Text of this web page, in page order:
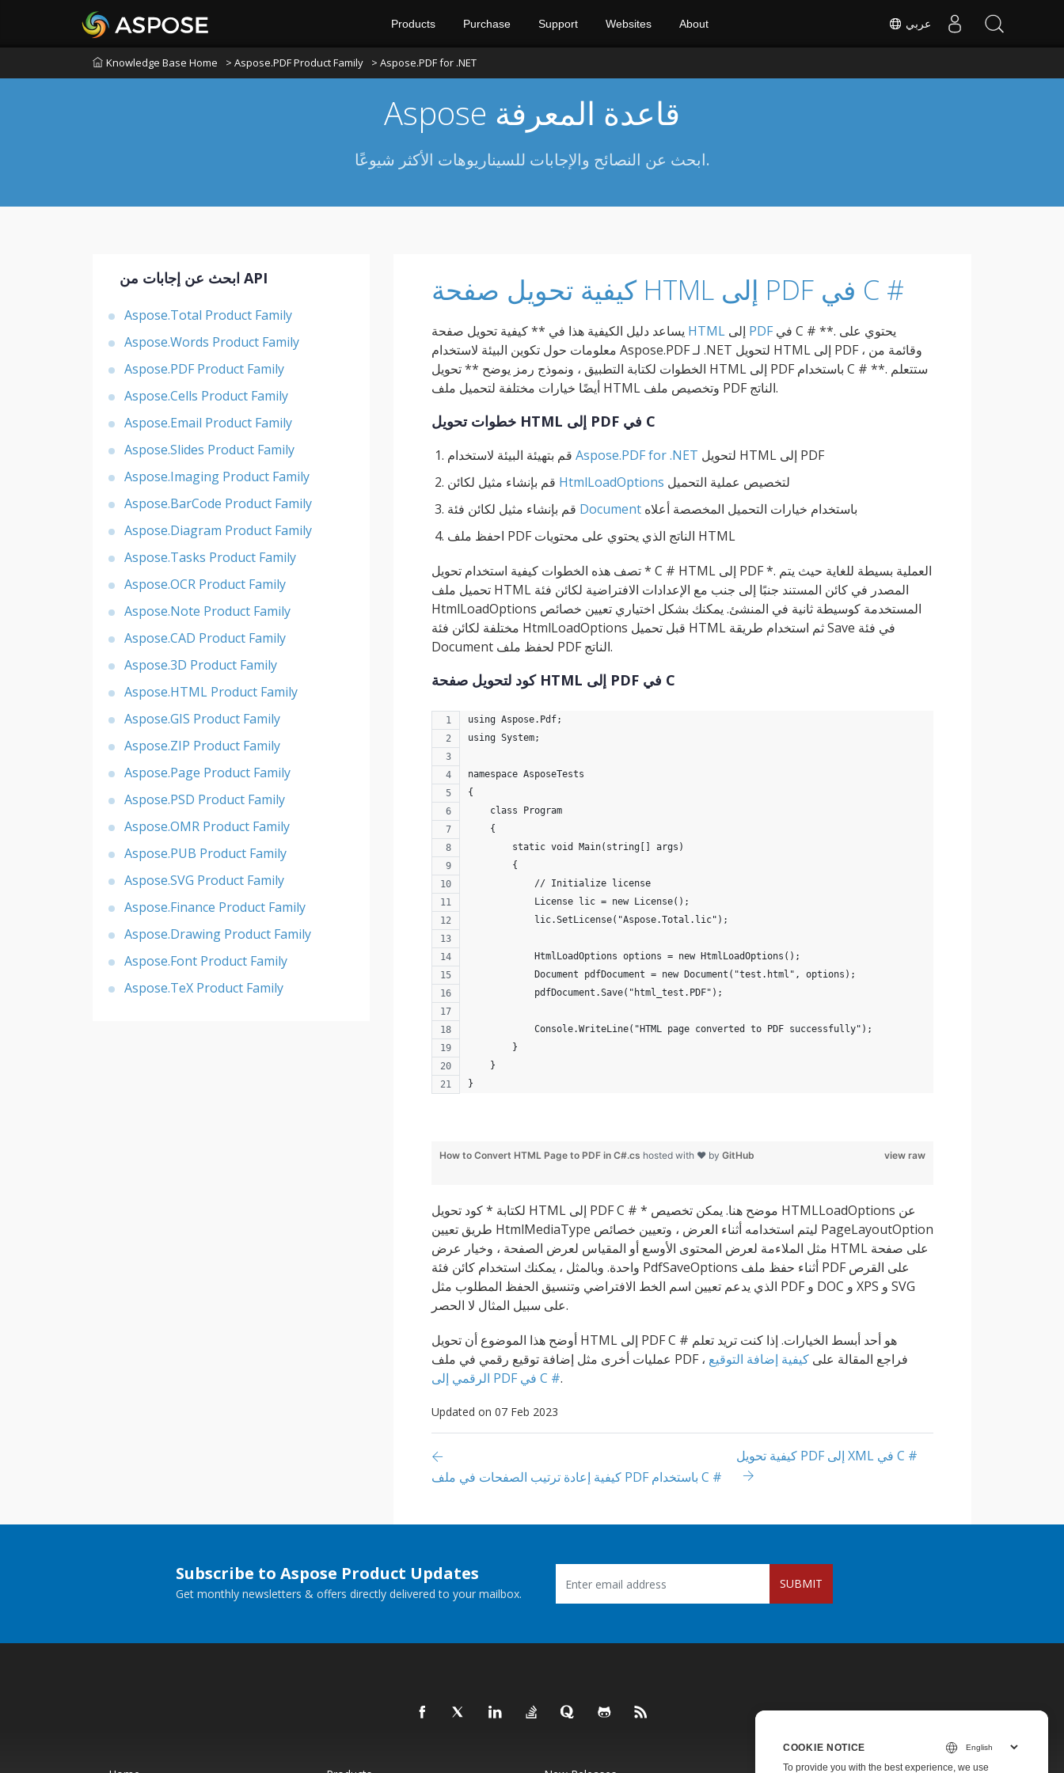
عربي Products Purchase Support Websites About
Knowledge Base Home > Aspose.PDF Product Family > Aspose.PDF for .NET
Aspose قاعدة المعرفة
ابحث عن النصائح والإجابات للسيناريوهات الأكثر شيوعًا.
ابحث عن إجابات من API
Aspose.Total Product Family
Aspose.Words Product Family
Aspose.PDF Product Family
Aspose.Cells Product Family
Aspose.Email Product Family
Aspose.Slides Product Family
Aspose.Imaging Product Family
Aspose.BarCode Product Family
Aspose.Diagram Product Family
Aspose.Tasks Product Family
Aspose.OCR Product Family
Aspose.Note Product Family
Aspose.CAD Product Family
Aspose.3D Product Family
Aspose.HTML Product Family
Aspose.GIS Product Family
Aspose.ZIP Product Family
Aspose.Page Product Family
Aspose.PSD Product Family
Aspose.OMR Product Family
Aspose.PUB Product Family
Aspose.SVG Product Family
Aspose.Finance Product Family
Aspose.Drawing Product Family
Aspose.Font Product Family
Aspose.TeX Product Family
كيفية تحويل صفحة HTML إلى PDF في C #
HTML PDF
معلومات حول تكوين البيئة لاستخدام Aspose.PDF لـ .NET لتحويل HTML إلى PDF ، وقائمة من
الخطوات لكتابة التطبيق ، ونموذج رمز يوضح ** تحويل HTML إلى PDF باستخدام C # **. ستتعلم
أيضًا خيارات مختلفة لتحميل ملف HTML وتخصيص ملف PDF الناتج.
خطوات تحويل HTML إلى PDF في C
Aspose.PDF for .NET
لتحويل HTML إلى PDF
HtmlLoadOptions لتخصيص عملية التحميل
Document باستخدام خيارات التحميل المخصصة أعلاه
احفظ ملف PDF الناتج الذي يحتوي على محتويات HTML
تصف هذه الخطوات كيفية استخدام تحويل * C # HTML إلى PDF *. العملية بسيطة للغاية حيث يتم
تحميل ملف HTML المصدر في كائن المستند جنبًا إلى جنب مع الإعدادات الافتراضية لكائن فئة
HtmlLoadOptions المستخدمة كوسيطة ثانية في المنشئ. يمكنك بشكل اختياري تعيين خصائص
مختلفة لكائن فئة HtmlLoadOptions قبل تحميل HTML ثم استخدام طريقة Save في فئة
Document لحفظ ملف PDF الناتج.
كود لتحويل صفحة HTML إلى PDF في C
using Aspose.Pdf;
using System;
namespace AsposeTests
{
    class Program
    {
        static void Main(string[] args)
        {
            // Initialize license
            License lic = new License();
            lic.SetLicense("Aspose.Total.lic");
            HtmlLoadOptions options = new HtmlLoadOptions();
            Document pdfDocument = new Document("test.html", options);
            pdfDocument.Save("html_test.PDF");
            Console.WriteLine("HTML page converted to PDF successfully");
        }
    }
}
view raw
How to Convert HTML Page to PDF in C#.cs hosted with ❤ by GitHub
لكتابة * كود تحويل HTML إلى PDF C # * موضح هنا. يمكن تخصيص HTMLLoadOptions عن
طريق تعيين HtmlMediaType ليتم استخدامه أثناء العرض ، وتعيين خصائص PageLayoutOption
مثل الملاءمة لعرض المحتوى الأوسع أو المقياس لعرض الصفحة ، وخيار عرض HTML على صفحة
واحدة. وبالمثل ، يمكنك استخدام كائن فئة PdfSaveOptions أثناء حفظ ملف PDF على القرص
الذي يدعم تعيين اسم الخط الافتراضي وتنسيق الحفظ المطلوب مثل PDF و DOC و XPS و SVG
على سبيل المثال لا الحصر.
أوضح هذا الموضوع أن تحويل HTML إلى PDF C # هو أحد أبسط الخيارات. إذا كنت تريد تعلم
عمليات أخرى مثل إضافة توقيع رقمي في ملف PDF ، فراجع المقالة على كيفية إضافة التوقيع
الرقمي إلى PDF في C #.
Updated on 07 Feb 2023
كيفية إعادة ترتيب الصفحات في ملف PDF باستخدام C #
كيفية تحويل PDF إلى XML في C #
Subscribe to Aspose Product Updates
Get monthly newsletters & offers directly delivered to your mailbox.
SUBMIT
COOKIE NOTICE
To provide you with the best experience, we use